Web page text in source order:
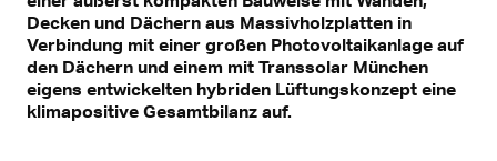
Decken und Dächern aus Massivholzplatten in
Verbindung mit einer großen Photovoltaikanlage auf
den Dächern und einem mit Transsolar München
eigens entwickelten hybriden Lüftungskonzept eine
klimapositive Gesamtbilanz auf.